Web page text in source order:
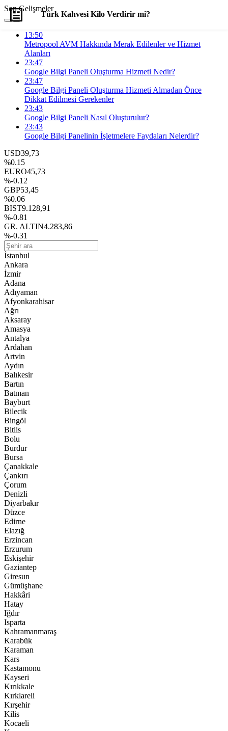
Son Gelişmeler
13:50
Metropool AVM Hakkında Merak Edilenler ve Hizmet
Alanları
23:47
Google Bilgi Paneli Oluşturma Hizmeti Nedir?
23:47
Google Bilgi Paneli Oluşturma Hizmeti Almadan Önce
Dikkat Edilmesi Gerekenler
23:43
Google Bilgi Paneli Nasıl Oluşturulur?
23:43
Google Bilgi Panelinin İşletmelere Faydaları Nelerdir?
USD39,73
%0.15
EURO45,73
%-0.12
GBP53,45
%0.06
BIST9.128,91
%-0.81
GR. ALTIN4.283,86
%-0.31
İstanbul
Ankara
İzmir
Adana
Adıyaman
Afyonkarahisar
Ağrı
Aksaray
Amasya
Antalya
Ardahan
Artvin
Aydın
Balıkesir
Bartın
Batman
Bayburt
Bilecik
Bingöl
Bitlis
Bolu
Burdur
Bursa
Çanakkale
Çankırı
Çorum
Denizli
Diyarbakır
Düzce
Edirne
Elazığ
Erzincan
Erzurum
Eskişehir
Gaziantep
Giresun
Gümüşhane
Hakkâri
Hatay
Iğdır
Isparta
Kahramanmaraş
Karabük
Karaman
Kars
Kastamonu
Kayseri
Kırıkkale
Kırklareli
Kırşehir
Kilis
Kocaeli
Türk Kahvesi Kilo Verdirir mi?
Yorum Yap Paylaş